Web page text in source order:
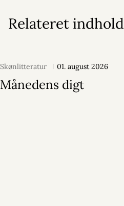
Relateret indhold
Skønlitteratur 01. august 2026
Månedens digt